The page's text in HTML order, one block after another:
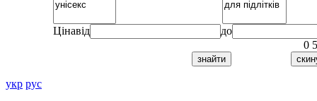
Цінавід
до
0
укр рус